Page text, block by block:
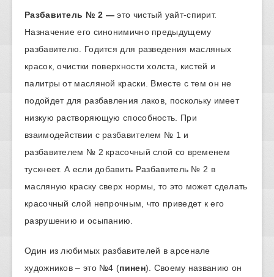
Разбавитель № 2 — это чистый уайт-спирит.
Назначение его синонимично предыдущему
разбавителю. Годится для разведения масляных
красок, очистки поверхности холста, кистей и
палитры от масляной краски. Вместе с тем он не
подойдет для разбавления лаков, поскольку имеет
низкую растворяющую способность. При
взаимодействии с разбавителем № 1 и
разбавителем № 2 красочный слой со временем
тускнеет. А если добавить Разбавитель № 2 в
масляную краску сверх нормы, то это может сделать
красочный слой непрочным, что приведет к его
разрушению и осыпанию.
Один из любимых разбавителей в арсенале
художников – это №4 (пинен). Своему названию он